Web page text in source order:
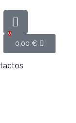
0,00 €
0